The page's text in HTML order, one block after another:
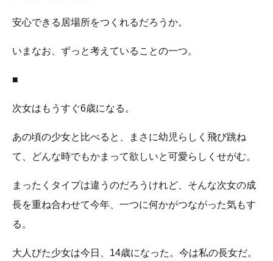
安心できる居場所をつくれるだろうか。
いまなお、ずっと考えていることの一つ。
■
次女はもうすぐ6歳になる。
あの頃の少女と比べると、まさに幼児らしく飛び跳ね
て、どんな時でもかまって欲しいと可愛らしくせがむ。
まったくタイプは違うのだろうけれど、そんな次女の成
長を重ね合わせて今年、一つに何かがつながった気もす
る。
大人びた少女は今日、14歳になった。今は私の長女だ。